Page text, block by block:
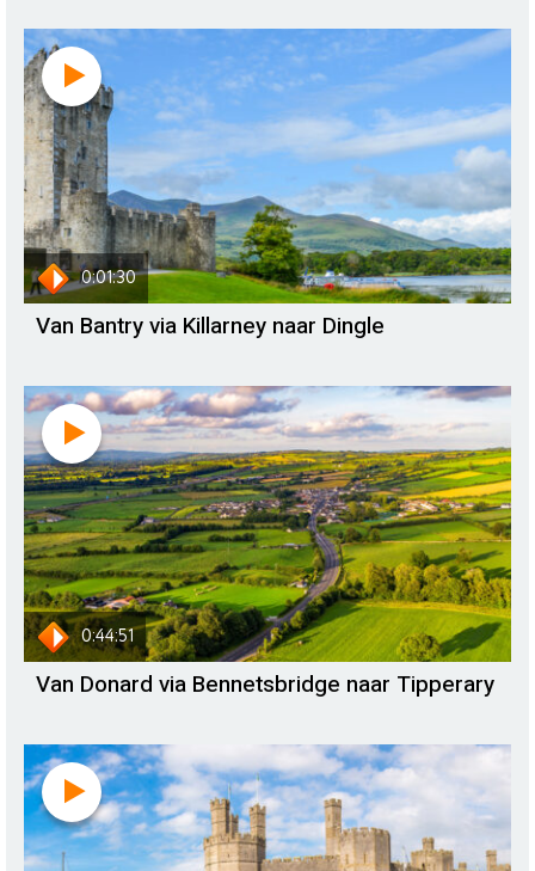
0:01:30
Van Bantry via Killarney naar Dingle
0:44:51
Van Donard via Bennetsbridge naar Tipperary